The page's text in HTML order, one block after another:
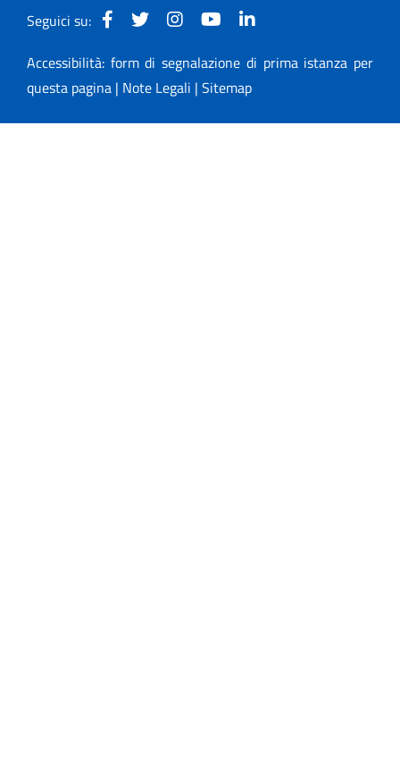
Seguici su:
Accessibilità: form di segnalazione di prima istanza per
questa pagina | Note Legali | Sitemap